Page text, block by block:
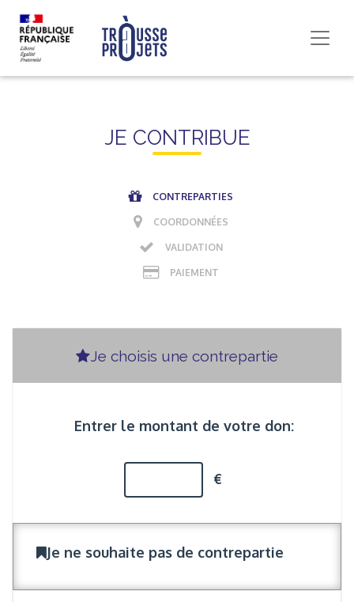
JE CONTRIBUE
CONTREPARTIES
COORDONNÉES
VALIDATION
PAIEMENT
Je choisis une contrepartie
Entrer le montant de votre don:
€
Je ne souhaite pas de contrepartie